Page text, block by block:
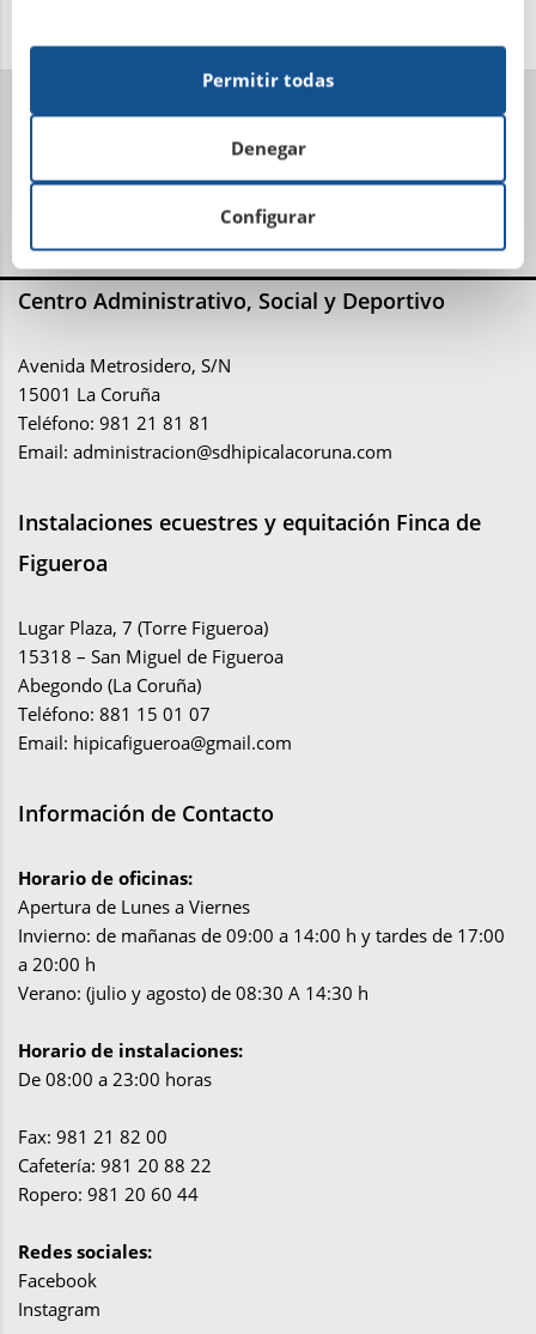
Centro Administrativo, Social y Deportivo
Avenida Metrosidero, S/N
15001 La Coruña
Teléfono: 981 21 81 81
Email: administracion@sdhipicalacoruna.com
Instalaciones ecuestres y equitación Finca de
Figueroa
Lugar Plaza, 7 (Torre Figueroa)
15318 – San Miguel de Figueroa
Abegondo (La Coruña)
Teléfono: 881 15 01 07
Email: hipicafigueroa@gmail.com
Información de Contacto
Horario de oficinas:
Apertura de Lunes a Viernes
Invierno: de mañanas de 09:00 a 14:00 h y tardes de 17:00
a 20:00 h
Verano: (julio y agosto) de 08:30 A 14:30 h
Horario de instalaciones:
De 08:00 a 23:00 horas
Fax: 981 21 82 00
Cafetería: 981 20 88 22
Ropero: 981 20 60 44
Redes sociales:
Facebook
Instagram
Configurar
Denegar
Permitir todas